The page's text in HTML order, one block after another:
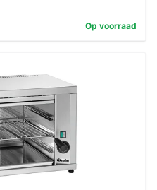
Op voorraad